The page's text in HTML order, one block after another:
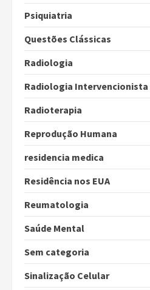
Psiquiatria
Questões Clássicas
Radiologia
Radiologia Intervencionista
Radioterapia
Reprodução Humana
residencia medica
Residência nos EUA
Reumatologia
Saúde Mental
Sem categoria
Sinalização Celular